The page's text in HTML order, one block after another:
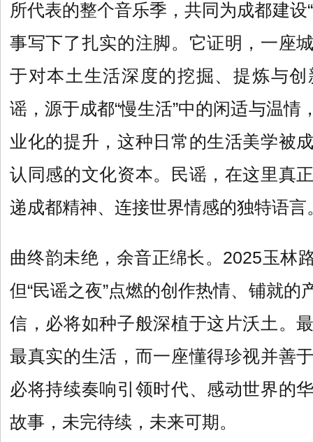
所代表的整个音乐季，共同为成都建设
事写下了扎实的注脚。它证明，一座
于对本土生活深度的挖掘、提炼与
谣，源于成都“慢生活”中的闲适与温情
业化的提升，这种日常的生活美学被
认同感的文化资本。民谣，在这里真
递成都精神、连接世界情感的独特语言
曲终韵未绝，余音正绵长。2025玉林
但“民谣之夜”点燃的创作热情、铺就的
信，必将如种子般深植于这片沃土。
最真实的生活，而一座懂得珍视并善
必将持续奏响引领时代、感动世界的
故事，未完待续，未来可期。